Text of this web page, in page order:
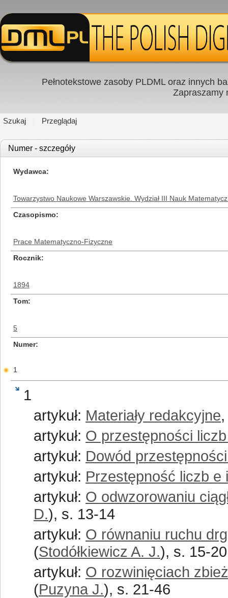
Pełnotekstowe zasoby PLDML oraz innych
Zapraszamy
Szukaj Przeglądaj
Numer - szczegóły
Wydawca
Towarzystwo Naukowe Warszawskie. Wydział III Nauk
Czasopismo
Prace Matematyczno-Fizyczne
Rocznik
1894
Tom
5
Numer
1
1
artykuł: Materiały redakcyjne
artykuł: O przestępności
artykuł: Dowód
artykuł: Przestępność liczb e
artykuł: O odwzorowaniu
D.), s. 13-14
artykuł: O równaniu ruchu
(Stodółkiewicz A. J.), s. 15-20
artykuł: O rozwinięciach
(Puzyna J.), s. 21-46